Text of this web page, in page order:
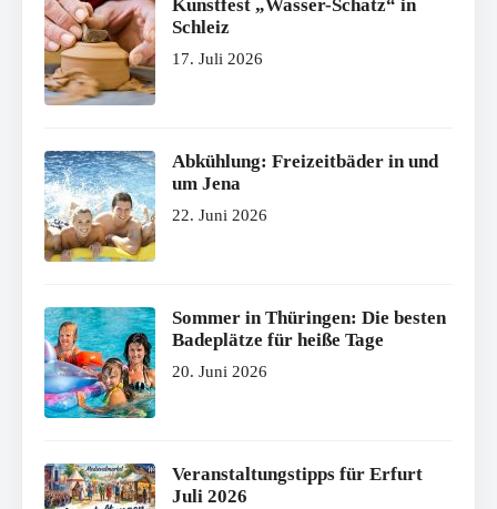
Kunstfest „Wasser-Schatz“ in
Schleiz
17. Juli 2026
Abkühlung: Freizeitbäder in und
um Jena
22. Juni 2026
Sommer in Thüringen: Die besten
Badeplätze für heiße Tage
20. Juni 2026
Veranstaltungstipps für Erfurt
Juli 2026